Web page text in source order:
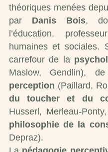
théoriques menées
par Danis Bois,
l’éducation,
humaines et sociales.
carrefour de la
Maslow, Gendlin),
perception (Paillard,
du toucher et du
Husserl, Merleau-
philosophie de la
Depraz).